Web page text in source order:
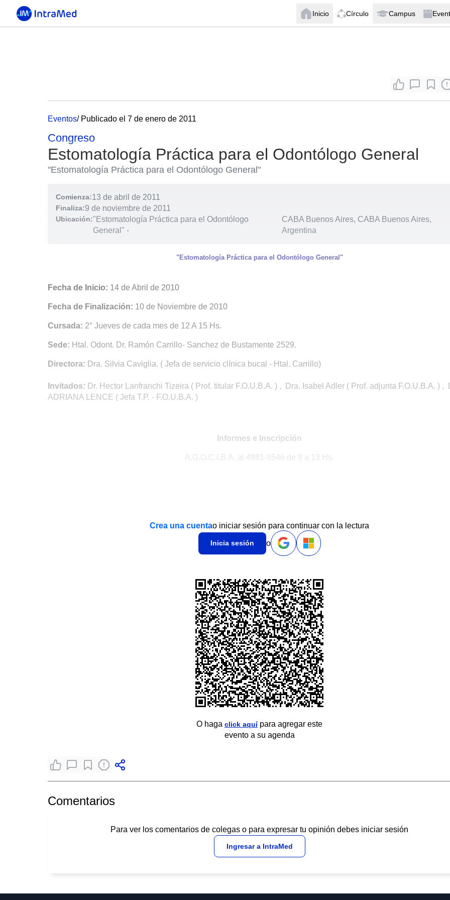
Inicio Círculo Campus
Eventos/ Publicado el 7 de enero de 2011
Congreso
Estomatología Práctica para el Odontólogo General
"Estomatología Práctica para el Odontólogo General"
Comienza:13 de abril de 2011
Finaliza:9 de noviembre de 2011
Ubicación:"Estomatología Práctica para el Odontólogo
General" -
CABA Buenos Aires, CABA Buenos Aires,
Argentina
"Estomatología Práctica para el Odontólogo General"
Fecha de Inicio: 14 de Abril de 2010
Fecha de Finalización: 10 de Noviembre de 2010
Cursada: 2° Jueves de cada mes de 12 A 15 Hs.
Sede: Htal. Odont. Dr. Ramón Carrillo- Sanchez de Bustamente 2529.
Directora: Dra. Silvia Caviglia. ( Jefa de servicio clínica bucal - Htal. Carrillo)
Invitados: Dr. Hector Lanfranchi Tizeira ( Prof. titular F.O.U.B.A. ) , Dra. Isabel Adler ( Prof. adjunta F.O.U.B.A. ) ,
ADRIANA LENCE ( Jefa T.P. - F.O.U.B.A. )
Informes e Inscripción
A.G.O.C.I.B.A. al 4981-9546 de 9 a 13 Hs.
Crea una cuentao iniciar sesión para continuar con la lectura
Inicia sesión o
O haga click aquípara agregar este
evento a su agenda
Comentarios
Para ver los comentarios de colegas o para expresar tu opinión debes iniciar sesión
Ingresar a IntraMed